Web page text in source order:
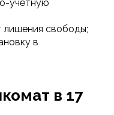
учётную
лишения свободы;
в
в 17